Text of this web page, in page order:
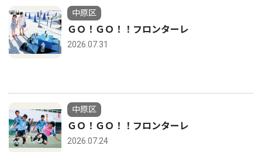
中原区
ＧＯ！ＧＯ！！フロンターレ
2026.07.31
中原区
ＧＯ！ＧＯ！！フロンターレ
2026.07.24